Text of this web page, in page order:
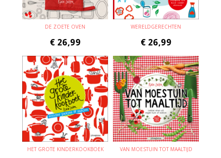
DE ZOETE OVEN
€ 26,99
WERELDGERECHTEN
€ 26,99
HET GROTE KINDERKOOKBOEK VAN MOESTUIN TOT MAALTIJD